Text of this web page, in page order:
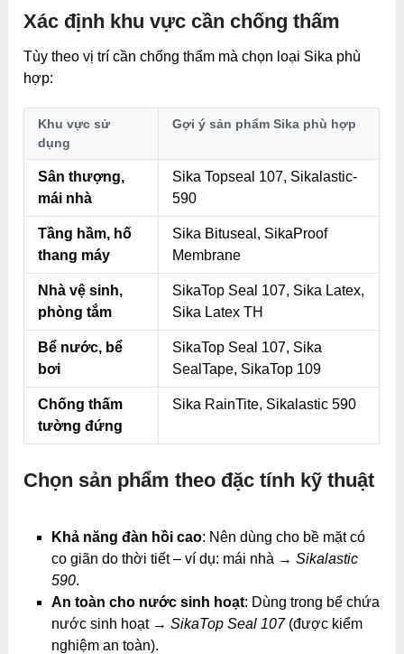
Xác định khu vực cần chống thấm
Tùy theo vị trí cần chống thấm mà chọn loại Sika phù
hợp:
Khu vực sử
dụng
Gợi ý sản phẩm Sika phù hợp
Sân thượng,
mái nhà
Sika Topseal 107, Sikalastic-
590
Tầng hầm, hố
thang máy
Sika Bituseal, SikaProof
Membrane
Nhà vệ sinh,
phòng tắm
SikaTop Seal 107, Sika Latex,
Sika Latex TH
Bể nước, bể
bơi
SikaTop Seal 107, Sika
SealTape, SikaTop 109
Chống thấm
tường đứng
Sika RainTite, Sikalastic 590
Chọn sản phẩm theo đặc tính kỹ thuật
Khả năng đàn hồi cao: Nên dùng cho bề mặt có
co giãn do thời tiết – ví dụ: mái nhà → Sikalastic
590.
An toàn cho nước sinh hoạt: Dùng trong bể chứa
nước sinh hoạt → SikaTop Seal 107(được kiểm
nghiệm an toàn).